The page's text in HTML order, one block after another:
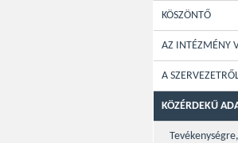
KÖSZÖNTŐ
AZ INTÉZMÉNY
A
KÖZÉRDEKŰ